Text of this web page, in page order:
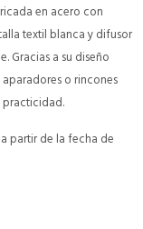
en acero con
textil blanca y difusor
Gracias a su diseño
o rincones
partir de la fecha de